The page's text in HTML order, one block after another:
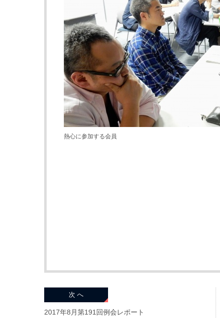
熱心に参加する会員
次 へ
2017年8月第191回例会レポート